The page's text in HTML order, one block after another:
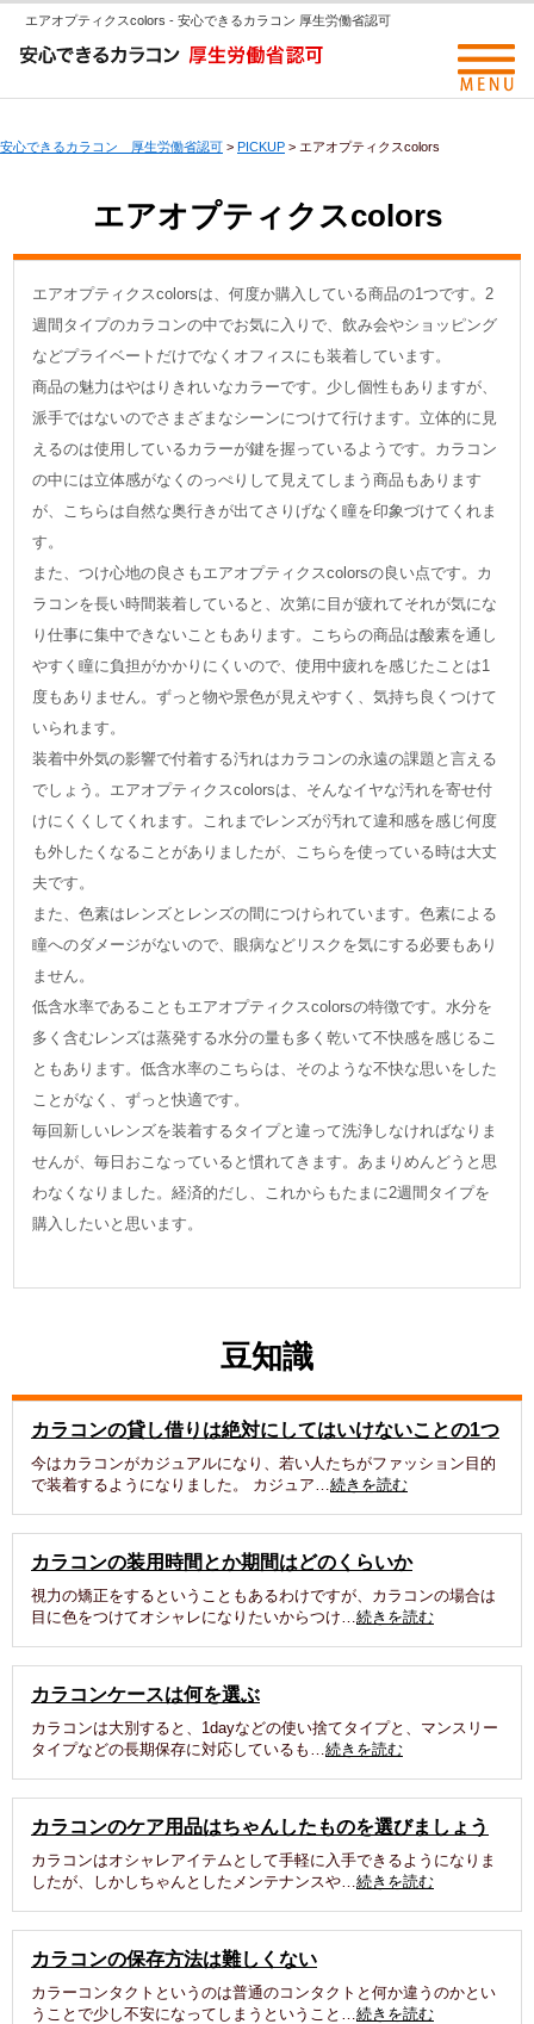
エアオプティクスcolors - 安心できるカラコン 厚生労働省認可
安心できるカラコン 厚生労働省認可 > PICKUP > エアオプティクスcolors
エアオプティクスcolors
エアオプティクスcolorsは、何度か購入している商品の1つです。2
週間タイプのカラコンの中でお気に入りで、飲み会やショッピング
などプライベートだけでなくオフィスにも装着しています。
商品の魅力はやはりきれいなカラーです。少し個性もありますが、
派手ではないのでさまざまなシーンにつけて行けます。立体的に見
えるのは使用しているカラーが鍵を握っているようです。カラコン
の中には立体感がなくのっぺりして見えてしまう商品もあります
が、こちらは自然な奥行きが出てさりげなく瞳を印象づけてくれま
す。
また、つけ心地の良さもエアオプティクスcolorsの良い点です。カ
ラコンを長い時間装着していると、次第に目が疲れてそれが気にな
り仕事に集中できないこともあります。こちらの商品は酸素を通し
やすく瞳に負担がかかりにくいので、使用中疲れを感じたことは1
度もありません。ずっと物や景色が見えやすく、気持ち良くつけて
いられます。
装着中外気の影響で付着する汚れはカラコンの永遠の課題と言える
でしょう。エアオプティクスcolorsは、そんなイヤな汚れを寄せ付
けにくくしてくれます。これまでレンズが汚れて違和感を感じ何度
も外したくなることがありましたが、こちらを使っている時は大丈
夫です。
また、色素はレンズとレンズの間につけられています。色素による
瞳へのダメージがないので、眼病などリスクを気にする必要もあり
ません。
低含水率であることもエアオプティクスcolorsの特徴です。水分を
多く含むレンズは蒸発する水分の量も多く乾いて不快感を感じるこ
ともあります。低含水率のこちらは、そのような不快な思いをした
ことがなく、ずっと快適です。
毎回新しいレンズを装着するタイプと違って洗浄しなければなりま
せんが、毎日おこなっていると慣れてきます。あまりめんどうと思
わなくなりました。経済的だし、これからもたまに2週間タイプを
購入したいと思います。
豆知識
カラコンの貸し借りは絶対にしてはいけないことの1つ
今はカラコンがカジュアルになり、若い人たちがファッション目的
で装着するようになりました。 カジュア…続きを読む
カラコンの装用時間とか期間はどのくらいか
視力の矯正をするということもあるわけですが、カラコンの場合は
目に色をつけてオシャレになりたいからつけ…続きを読む
カラコンケースは何を選ぶ
カラコンは大別すると、1dayなどの使い捨てタイプと、マンスリー
タイプなどの長期保存に対応しているも…続きを読む
カラコンのケア用品はちゃんしたものを選びましょう
カラコンはオシャレアイテムとして手軽に入手できるようになりま
したが、しかしちゃんとしたメンテナンスや…続きを読む
カラコンの保存方法は難しくない
カラーコンタクトというのは普通のコンタクトと何か違うのかとい
うことで少し不安になってしまうということ…続きを読む